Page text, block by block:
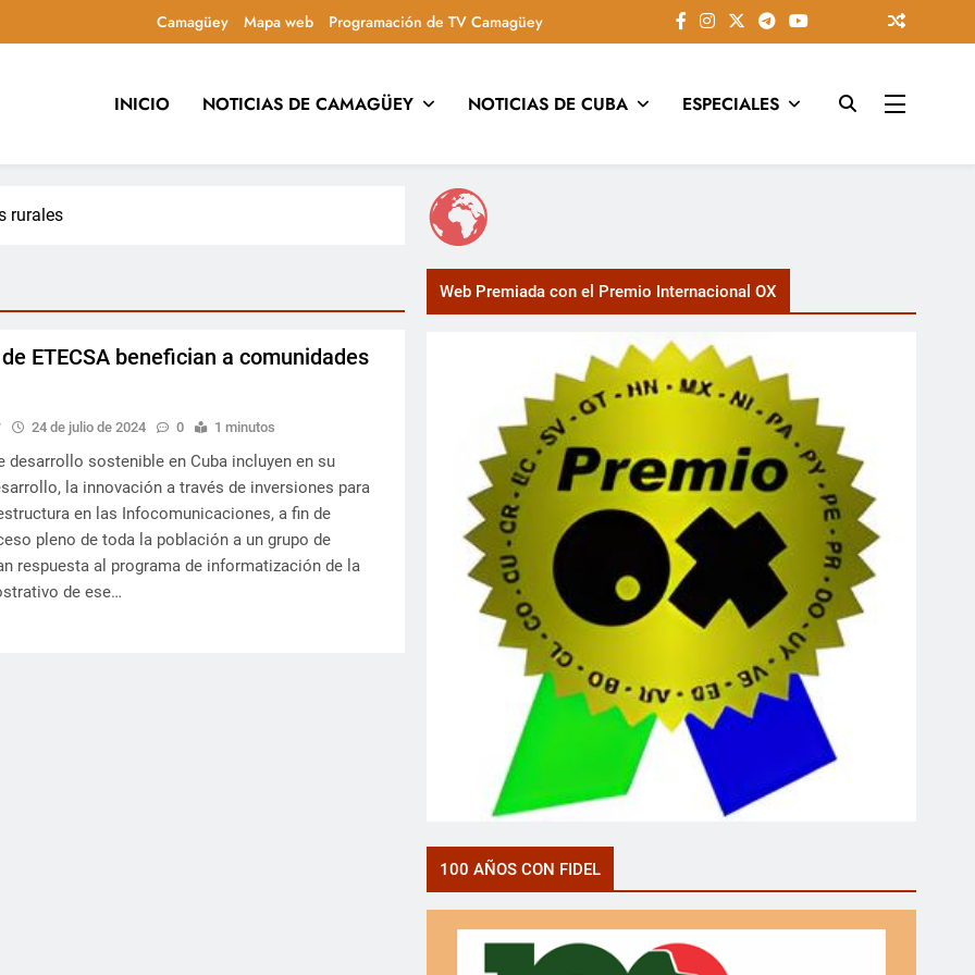
Camagüey Mapa web Programación de TV Camagüey
y entretiene con contenidos culturales, sociales y comunitarios, conectando la tradición camagüeyana con la actualidad
INICIO NOTICIAS DE CAMAGÜEY NOTICIAS DE CUBA ESPECIALES
rurales
ETECSA benefician a comunidades
24 de julio de 2024 0 1 minutos
desarrollo sostenible en Cuba incluyen en su
la innovación a través de inversiones para
en las Infocomunicaciones, a fin de
pleno de toda la población a un grupo de
respuesta al programa de informatización de la
de ese…
Web Premiada con el Premio Internacional OX
100 AÑOS CON FIDEL